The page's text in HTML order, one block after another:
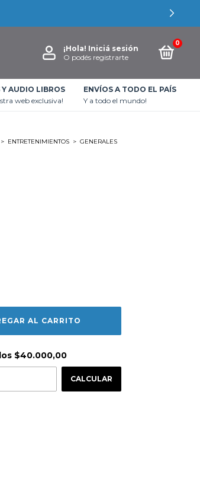
¡Hola! Iniciá sesión
O podés registrarte
0
Y AUDIO LIBROS
web exclusiva!
ENVÍOS A TODO EL PAÍS
Y a todo el mundo!
> ENTRETENIMIENTOS > GENERALES
$40.000,00
CAMBIAR CP
$40.000,00
CALCULAR